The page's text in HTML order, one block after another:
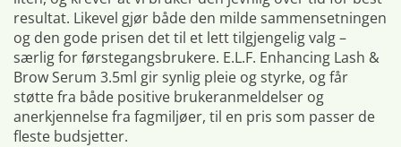
resultat. Likevel gjør både den milde sammensetningen
og den gode prisen det til et lett tilgjengelig valg –
særlig for førstegangsbrukere. E.L.F. Enhancing Lash &
Brow Serum 3.5ml gir synlig pleie og styrke, og får
støtte fra både positive brukeranmeldelser og
anerkjennelse fra fagmiljøer, til en pris som passer de
fleste budsjetter.